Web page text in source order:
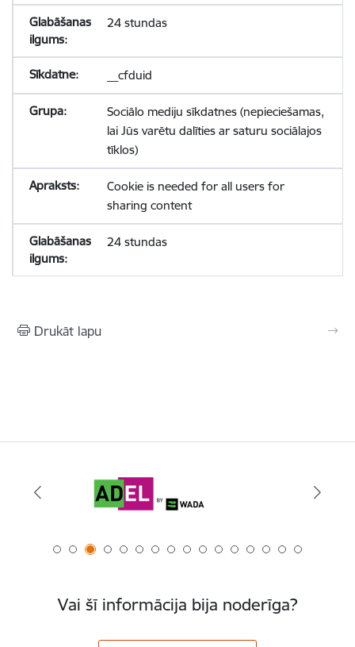
24 stundas
__cfduid
Sociālo mediju sīkdatnes (nepieciešamas,
lai Jūs varētu dalīties ar saturu sociālajos
tīklos)
Cookie is needed for all users for
sharing content
24 stundas
Drukāt lapu
Vai šī informācija bija noderīga?